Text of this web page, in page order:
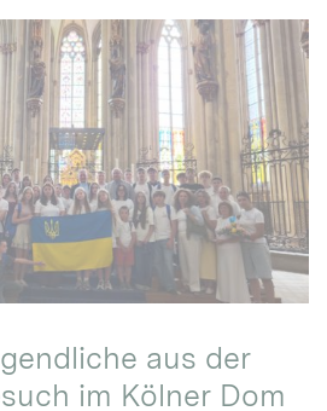
aus der
im Kölner Dom